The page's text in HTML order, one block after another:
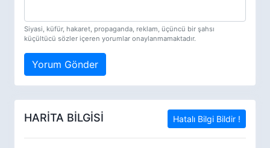
Siyasi, küfür, hakaret, propaganda, reklam, üçüncü bir şahsı
küçültücü sözler içeren yorumlar onaylanmamaktadır.
Yorum Gönder
HARİTA BİLGİSİ Hatalı Bilgi Bildir !